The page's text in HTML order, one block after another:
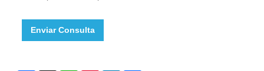
Enviar Consulta